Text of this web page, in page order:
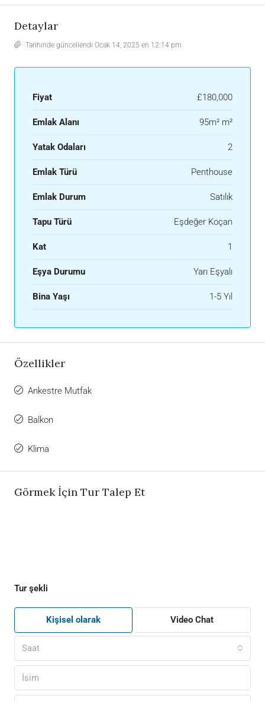
Detaylar
Tarihinde güncellendi Ocak 14, 2025 en 12:14 pm
Fiyat £180,000
Emlak Alanı 95m² m²
Yatak Odaları 2
Emlak Türü Penthouse
Emlak Durum Satılık
Tapu Türü Eşdeğer Koçan
Kat 1
Eşya Durumu Yarı Eşyalı
Bina Yaşı 1-5 Yıl
Özellikler
Ankestre Mutfak
Balkon
Klima
Görmek İçin Tur Talep Et
Tur şekli
Kişisel olarak Video Chat
Saat